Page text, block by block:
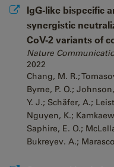
IgG-like bispecific
synergistic
CoV-2 variants of
Nature
2022
Chang, M. R.;
Byrne, P. O.;
Y. J.; Schäfer, A.;
Nguyen, K.;
Saphire, E. O.;
Bukreyev. A.;